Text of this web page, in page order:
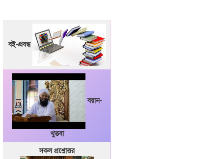
বই-প্রবন্ধ
বয়ান-
খুতবা
সকল প্রশ্নোত্তর